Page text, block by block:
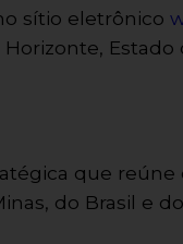
sítio eletrônico
Estado
que
do Brasil e